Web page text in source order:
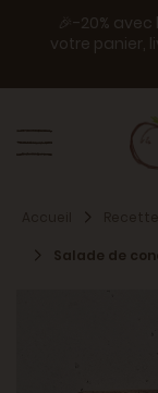
🎉-20%
votre panier,
Salade de